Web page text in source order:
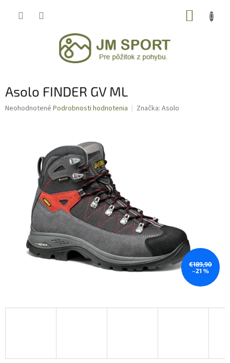
Asolo FINDER GV ML
Priemerné
hviezdičiek.
Neohodnotené Podrobnosti hodnotenia Značka: Asolo
€189,90
–21 %